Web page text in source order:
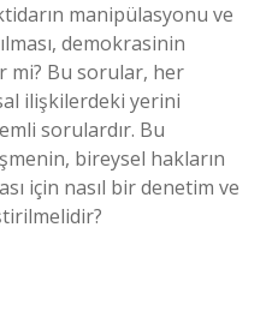
manipülasyonu ve
demokrasinin
mi? Bu sorular, her
ilişkilerdeki yerini
sorulardır. Bu
bireysel hakların
için nasıl bir denetim ve